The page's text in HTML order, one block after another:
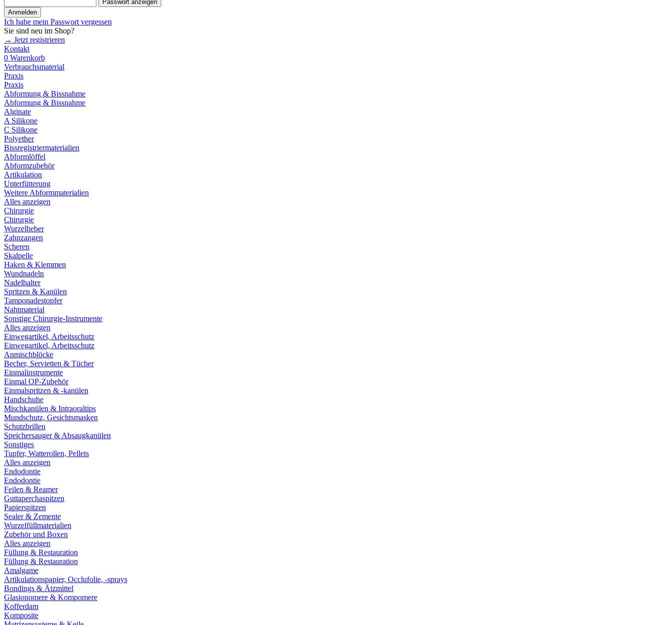
Passwort anzeigen
Anmelden
Ich habe mein Passwort vergessen
Sie sind neu im Shop?
→ Jetzt registrieren
Kontakt
0 Warenkorb
Verbrauchsmaterial
Praxis
Praxis
Abformung & Bissnahme
Abformung & Bissnahme
Alginate
A Silikone
C Silikone
Polyether
Bissregistriermaterialien
Abformlöffel
Abformzubehör
Artikulation
Unterfütterung
Weitere Abformmaterialien
Alles anzeigen
Chirurgie
Chirurgie
Wurzelheber
Zahnzangen
Scheren
Skalpelle
Haken & Klemmen
Wundnadeln
Nadelhalter
Spritzen & Kanülen
Tamponadestopfer
Nahtmaterial
Sonstige Chirurgie-Instrumente
Alles anzeigen
Einwegartikel, Arbeitsschutz
Einwegartikel, Arbeitsschutz
Anmischblöcke
Becher, Servietten & Tücher
Einmalinstrumente
Einmal OP-Zubehör
Einmalspritzen & -kanülen
Handschuhe
Mischkanülen & Intraoraltips
Mundschutz, Gesichtsmasken
Schutzbrillen
Speichersauger & Absaugkanülen
Sonstiges
Tupfer, Watterollen, Pellets
Alles anzeigen
Endodontie
Endodontie
Feilen & Reamer
Guttaperchaspitzen
Papierspitzen
Sealer & Zemente
Wurzelfüllmaterialien
Zubehör und Boxen
Alles anzeigen
Füllung & Restauration
Füllung & Restauration
Amalgame
Artikulationspapier, Occlufolie, -sprays
Bondings & Ätzmittel
Glasionomere & Kompomere
Kofferdam
Komposite